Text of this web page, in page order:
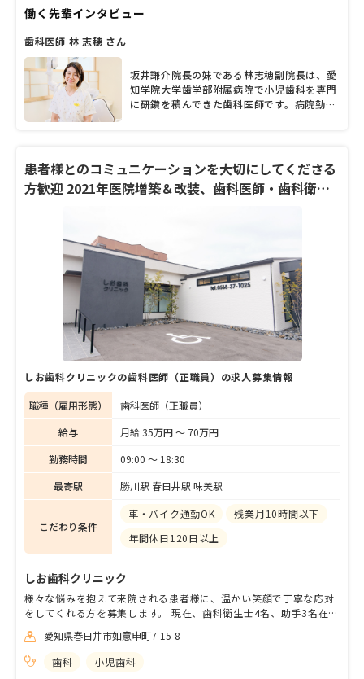
献したいという信念のもと日々診療に懸命に
診療や訪問診療にも注力し、分け隔てなく診
ることにも重きを置いているという2人が話
す言葉の端々からは、地域の人たちへの温か
い想いや歯科診療に真摯に向き合う誠実さが
聞いた。
働く先輩インタビュー
歯科医師 林 志穂 さん
坂井謙介院長の妹である林志穂副院長は、愛
知学院大学歯学部附属病院で小児歯科を専門
に研鑽を積んできた歯科医師です。病院勤務
同院。歯科医師や歯科衛生士、歯科助手や受
付スタッフなど、多くの職員が力を合わせな
がら、患者さんの診療にあたります。多職種
らっています」とにっこり。また林副院長
は、プライベートでは2児の母として子育て
にも奮闘中とのこと。取材では、職場として
の魅力やスタッフの人柄などについて、詳し
く聞きました。
患者様とのコミュニケーションを大切にしてくださる
方歓迎 2021年医院増築＆改装、歯科医師・歯科衛生
しお歯科クリニックの歯科医師（正職員）の求人募集情報
職種（雇用形態）
歯科医師（正職員）
給与
月給 35万円 〜 70万円
勤務時間
09:00 〜 18:30
最寄駅
勝川駅 春日井駅 味美駅
こだわり条件
車・バイク通勤OK
残業月10時間以下
年間休日120日以上
しお歯科クリニック
様々な悩みを抱えて来院される患者様に、温かい笑顔で丁寧な応対
をしてくれる方を募集します。 現在、歯科衛生士4名、助手3名在
させながら長く安定して働くことができる環境です。 お昼休憩は、
院内で過ごしてもおうちに帰っていただいても構いません。 忘年会
や誕生日のお祝いもあります。 自分の意見を自由に言える環境で、
愛知県春日井市如意申町7-15-8
歯科
小児歯科